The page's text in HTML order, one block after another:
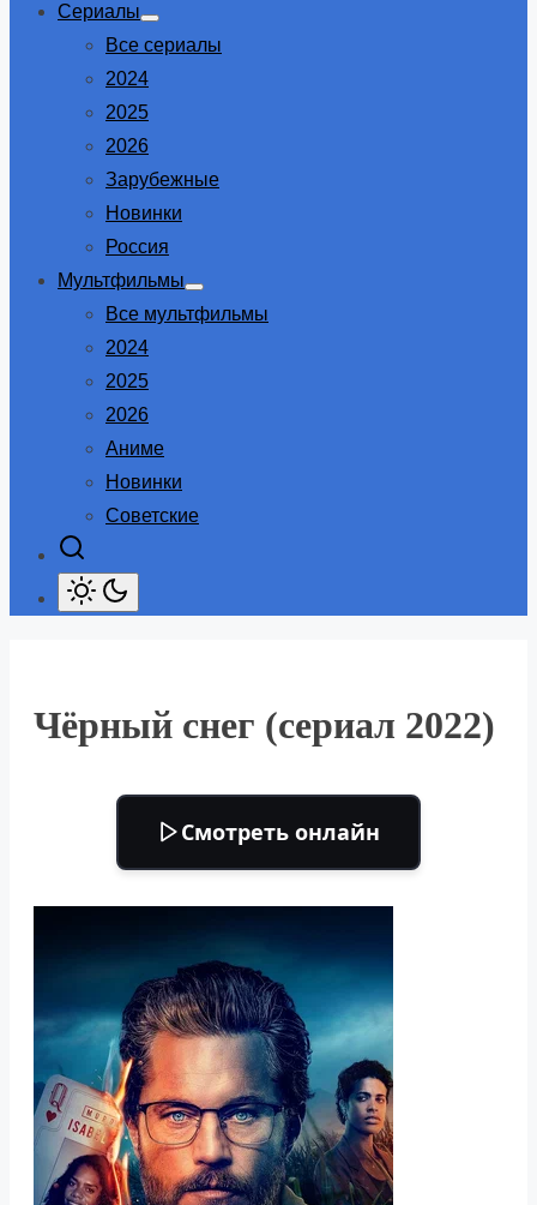
Сериалы
Show
sub
Все сериалы
2024
2025
2026
Зарубежные
Новинки
Россия
Мультфильмы
Show
sub
Все мультфильмы
2024
2025
2026
Аниме
Новинки
Советские
Чёрный снег (сериал 2022)
Смотреть онлайн